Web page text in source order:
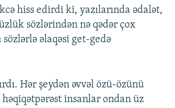
hiss edirdi ki, yazılarında ədalət,
sözlərindən nə qədər çox
əlaqəsi get-gedə
Hər şeydən əvvəl özü-özünü
həqiqətpərəst insanlar ondan üz